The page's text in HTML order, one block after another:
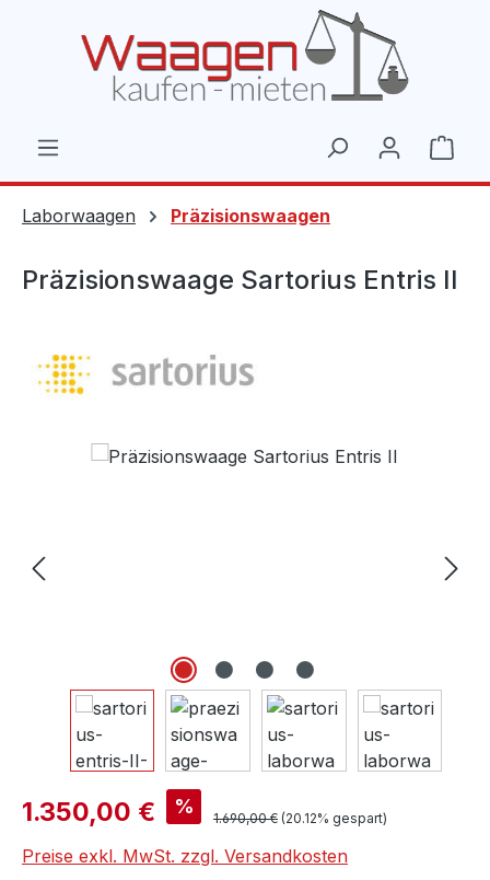
Laborwaagen Präzisionswaagen
Präzisionswaage Sartorius Entris II
Bildergalerie überspringen
Verkaufspreis:
1.350,00 € % Regulärer Preis:
1.690,00 € (20.12% gespart)
Preise exkl. MwSt. zzgl. Versandkosten